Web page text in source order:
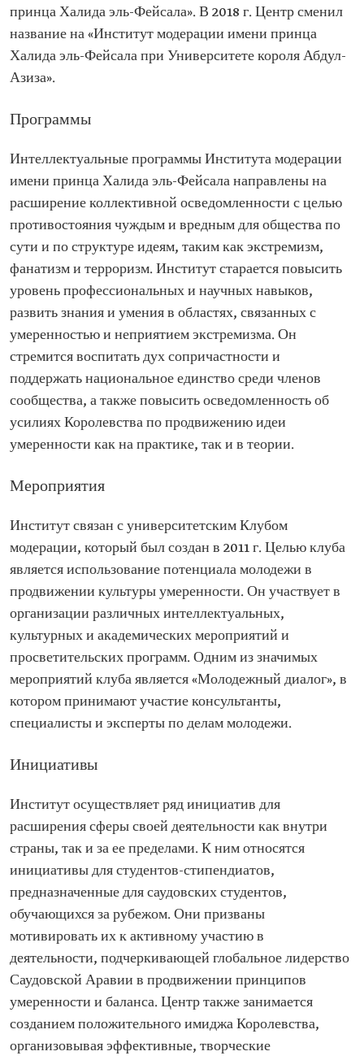
принца Халида эль-Фейсала». В 2018 г. Центр сменил
название на «Институт модерации имени принца
Халида эль-Фейсала при Университете короля Абдул-
Азиза».
Программы
Интеллектуальные программы Института модерации
имени принца Халида эль-Фейсала направлены на
расширение коллективной осведомленности с целью
противостояния чуждым и вредным для общества по
сути и по структуре идеям, таким как экстремизм,
фанатизм и терроризм. Институт старается повысить
уровень профессиональных и научных навыков,
развить знания и умения в областях, связанных с
умеренностью и неприятием экстремизма. Он
стремится воспитать дух сопричастности и
поддержать национальное единство среди членов
сообщества, а также повысить осведомленность об
усилиях Королевства по продвижению идеи
умеренности как на практике, так и в теории.
Мероприятия
Институт связан с университетским Клубом
модерации, который был создан в 2011 г. Целью клуба
является использование потенциала молодежи в
продвижении культуры умеренности. Он участвует в
организации различных интеллектуальных,
культурных и академических мероприятий и
просветительских программ. Одним из значимых
мероприятий клуба является «Молодежный диалог», в
котором принимают участие консультанты,
специалисты и эксперты по делам молодежи.
Инициативы
Институт осуществляет ряд инициатив для
расширения сферы своей деятельности как внутри
страны, так и за ее пределами. К ним относятся
инициативы для студентов-стипендиатов,
предназначенные для саудовских студентов,
обучающихся за рубежом. Они призваны
мотивировать их к активному участию в
деятельности, подчеркивающей глобальное лидерство
Саудовской Аравии в продвижении принципов
умеренности и баланса. Центр также занимается
созданием положительного имиджа Королевства,
организовывая эффективные, творческие